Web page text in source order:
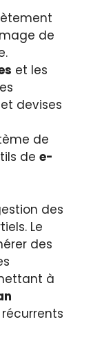
de
et les
devises
de
de e-
des
Le
des
à